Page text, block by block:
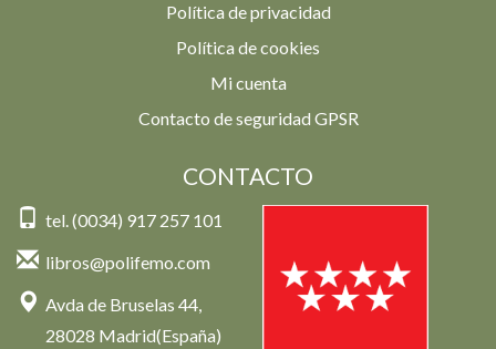
Política de privacidad
Política de cookies
Mi cuenta
Contacto de seguridad GPSR
CONTACTO
tel. (0034) 917 257 101
libros@polifemo.com
Avda de Bruselas 44,
28028 Madrid(España)